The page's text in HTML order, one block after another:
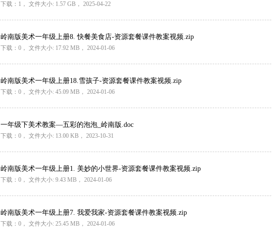
下载：1， 文件大小: 1.57 GB ， 2025-04-22
岭南版美术一年级上册8. 快餐美食店-资源套餐课件教案视频.zip
下载：0， 文件大小: 17.92 MB ， 2024-01-06
岭南版美术一年级上册18.雪孩子-资源套餐课件教案视频.zip
下载：0， 文件大小: 45.09 MB ， 2024-01-06
一年级下美术教案—五彩的泡泡_岭南版.doc
下载：0， 文件大小: 13.00 KB ， 2023-10-31
岭南版美术一年级上册1. 美妙的小世界-资源套餐课件教案视频.zip
下载：0， 文件大小: 9.43 MB ， 2024-01-06
岭南版美术一年级上册7. 我爱我家-资源套餐课件教案视频.zip
下载：0， 文件大小: 25.45 MB ， 2024-01-06